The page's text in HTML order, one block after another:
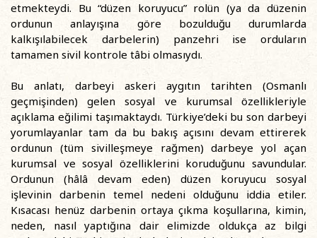
etmekteydi. Bu “düzen koruyucu” rolün (ya da düzenin
ordunun anlayışına göre bozulduğu durumlarda
kalkışılabilecek darbelerin) panzehri ise orduların
tamamen sivil kontrole tâbi olmasıydı.
Bu anlatı, darbeyi askeri aygıtın tarihten (Osmanlı
geçmişinden) gelen sosyal ve kurumsal özellikleriyle
açıklama eğilimi taşımaktaydı. Türkiye’deki bu son darbeyi
yorumlayanlar tam da bu bakış açısını devam ettirerek
ordunun (tüm sivilleşmeye rağmen) darbeye yol açan
kurumsal ve sosyal özelliklerini koruduğunu savundular.
Ordunun (hâlâ devam eden) düzen koruyucu sosyal
işlevinin darbenin temel nedeni olduğunu iddia etiler.
Kısacası henüz darbenin ortaya çıkma koşullarına, kimin,
neden, nasıl yaptığına dair elimizde oldukça az bilgi